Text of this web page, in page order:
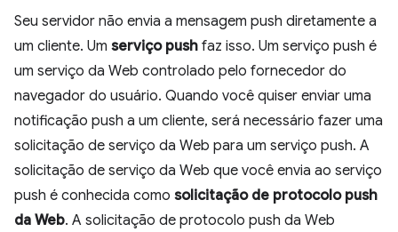
Seu servidor não envia a mensagem push diretamente a
um cliente. Um serviço push faz isso. Um serviço push é
um serviço da Web controlado pelo fornecedor do
navegador do usuário. Quando você quiser enviar uma
notificação push a um cliente, será necessário fazer uma
solicitação de serviço da Web para um serviço push. A
solicitação de serviço da Web que você envia ao serviço
push é conhecida como solicitação de protocolo push
da Web. A solicitação de protocolo push da Web